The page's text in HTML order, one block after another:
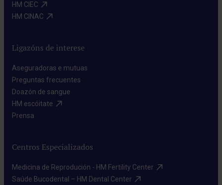
HM CIEC​
HM CINAC​
Ligazóns de interese
Aseguradoras e mutuas​
Preguntas frecuentes​
Doazón de sangue​
HM escóitate​
Prensa​
Centros Especializados
Medicina de Reprodución - HM Fertility Center​
Saúde Bucodental – HM Dental Center​